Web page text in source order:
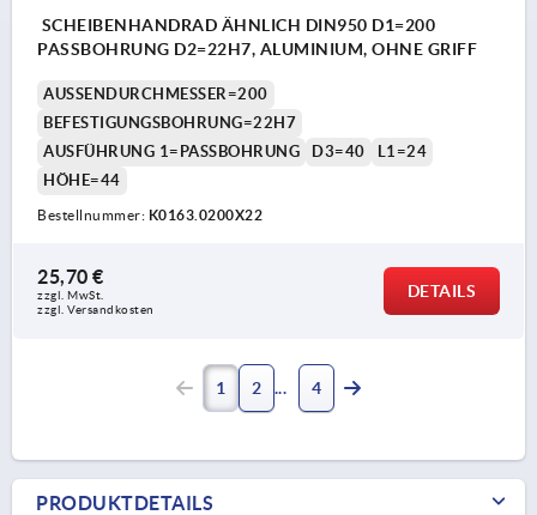
SCHEIBENHANDRAD ÄHNLICH DIN950 D1=200
PASSBOHRUNG D2=22H7, ALUMINIUM, OHNE GRIFF
AUSSENDURCHMESSER=200
BEFESTIGUNGSBOHRUNG=22H7
AUSFÜHRUNG 1=PASSBOHRUNG
D3=40
L1=24
HÖHE=44
Bestellnummer: K0163.0200X22
25,70 €
zzgl. MwSt.
zzgl. Versandkosten
DETAILS
1 2 4
PRODUKTDETAILS